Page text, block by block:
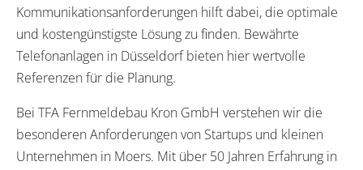
Kommunikationsanforderungen hilft dabei, die optimale
und kostengünstigste Lösung zu finden. Bewährte
Telefonanlagen in Düsseldorf bieten hier wertvolle
Referenzen für die Planung.
Bei TFA Fernmeldebau Kron GmbH verstehen wir die
besonderen Anforderungen von Startups und kleinen
Unternehmen in Moers. Mit über 50 Jahren Erfahrung in